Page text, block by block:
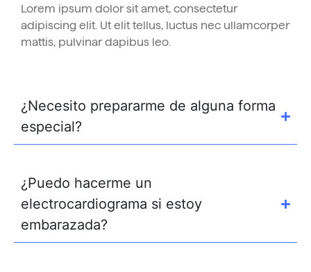
Lorem ipsum dolor sit amet, consectetur
adipiscing elit. Ut elit tellus, luctus nec ullamcorper
mattis, pulvinar dapibus leo.
¿Necesito prepararme de alguna forma
especial?
¿Puedo hacerme un
electrocardiograma si estoy
embarazada?